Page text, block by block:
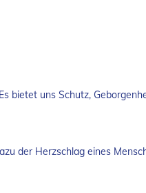
bietet uns Schutz,
der Herzschlag eines